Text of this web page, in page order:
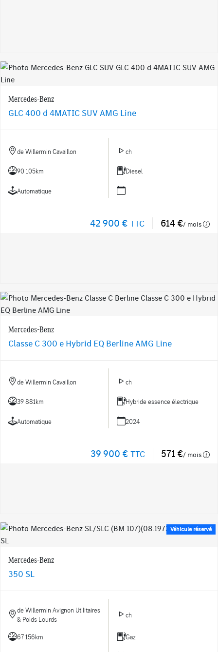
Mercedes-Benz
GLC 400 d 4MATIC SUV AMG Line
de Willermin Cavaillon ch
90 105km Diesel
Automatique
42 900 € TTC 614 €/ mois
Mercedes-Benz
Classe C 300 e Hybrid EQ Berline AMG Line
de Willermin Cavaillon ch
39 881km Hybride essence électrique
Automatique 2024
39 900 € TTC 571 €/ mois
Véhicule réservé
Mercedes-Benz
350 SL
de Willermin Avignon Utilitaires
& Poids Lourds
ch
67 156km Gaz